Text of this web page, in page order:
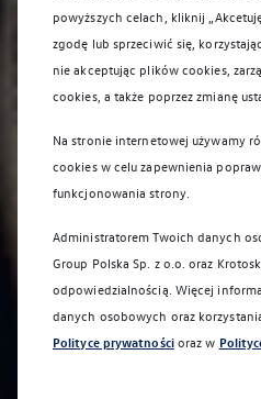
powyższych celach, kliknij
zgodę lub sprzeciwić się,
nie akceptując plików cookies,
cookies, a także poprzez zmianę
Na stronie internetowej używamy
cookies w celu zapewnienia
funkcjonowania strony.
Administratorem Twoich danych
Group Polska Sp. z o.o. oraz
odpowiedzialnością . Więcej
danych osobowych oraz
Polityce prywatnościoraz w